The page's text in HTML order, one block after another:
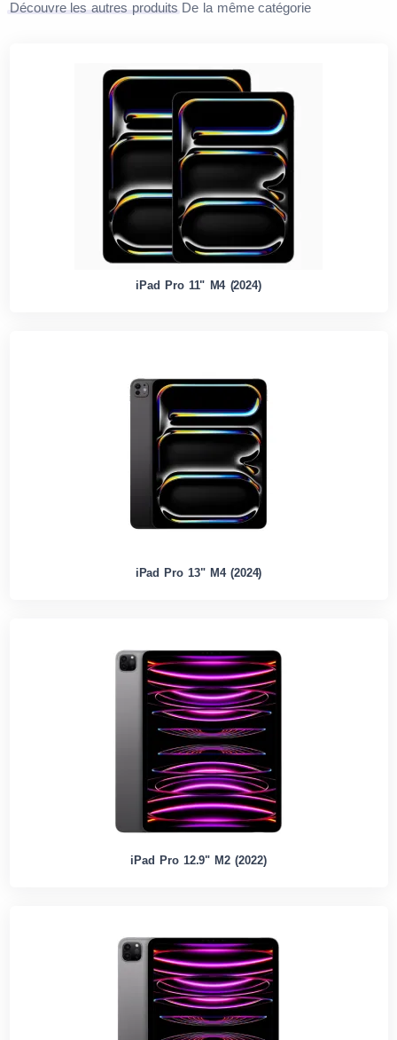
Découvre les autres produits De la même catégorie
iPad Pro 11" M4 (2024)
iPad Pro 13" M4 (2024)
iPad Pro 12.9" M2 (2022)